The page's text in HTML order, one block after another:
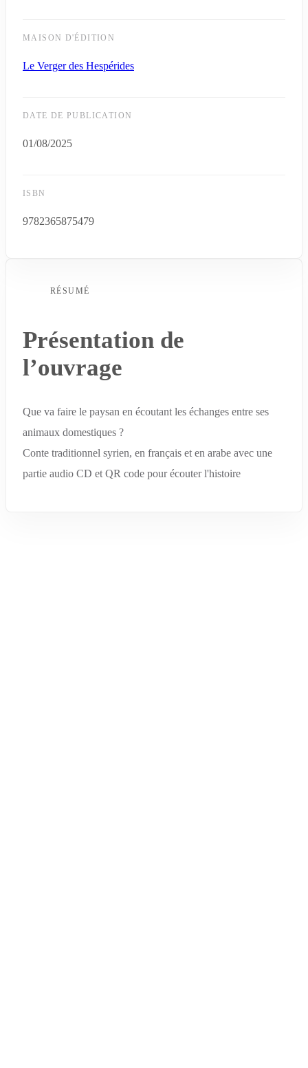
MAISON D'ÉDITION
Le Verger des Hespérides
DATE DE PUBLICATION
01/08/2025
ISBN
9782365875479
RÉSUMÉ
Présentation de
l’ouvrage
Que va faire le paysan en écoutant les échanges entre ses
animaux domestiques ?
Conte traditionnel syrien, en français et en arabe avec une
partie audio CD et QR code pour écouter l'histoire